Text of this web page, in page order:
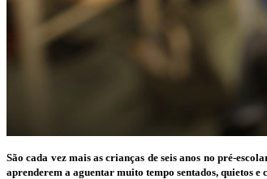
São cada vez mais as crianças de seis anos no pré-
aprenderem a aguentar muito tempo sentados, quietos e